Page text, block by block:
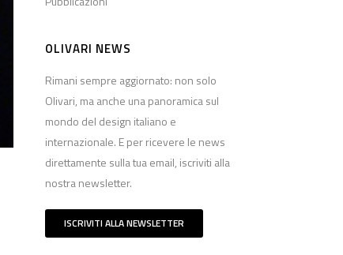
OLIVARI NEWS
Rimani sempre aggiornato: non solo
Olivari, ma anche una panoramica sul
mondo del design italiano e
internazionale. E per ricevere le news
direttamente sulla tua email, iscriviti alla
nostra newsletter.
ISCRIVITI ALLA NEWSLETTER